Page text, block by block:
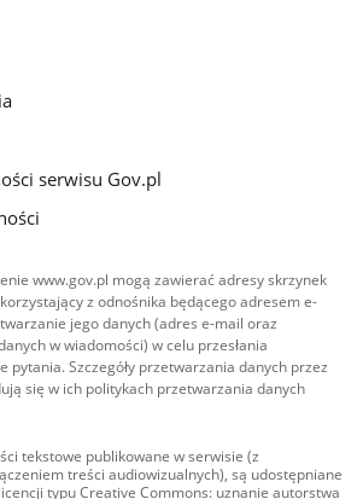
serwisu Gov.pl
www.gov.pl mogą zawierać adresy skrzynek
z odnośnika będącego adresem e-
jego danych (adres e-mail oraz
w wiadomości) w celu przesłania
pytania. Szczegóły przetwarzania danych przez
się w ich politykach przetwarzania danych
tekstowe publikowane w serwisie (z
treści audiowizualnych), są udostępniane
typu Creative Commons: uznanie autorstwa